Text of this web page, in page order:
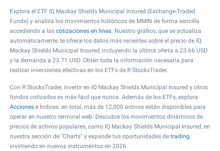
Explora el ETF IQ Mackay Shields Municipal Insured (Exchange-Traded
Funds) y analiza los movimientos históricos de MMIN de forma sencilla
accediendo a las cotizaciones en línea. Nuestro gráfico, que se actualiza
automáticamente, te ofrece los datos más recientes sobre el precio de IQ
Mackay Shields Municipal Insured, incluyendo la última oferta a 23.66 USD
y la demanda a 23.71 USD. Obtén toda la información necesaria para
realizar inversiones efectivas en los ETFs de R StocksTrader.
Con R StocksTrader, invertir en IQ Mackay Shields Municipal Insured y otros
fondos cotizados es más fácil que nunca. Además de los ETFs, explora
Acciones e Índices: en total, más de 12,000 activos están disponibles para
operar en nuestro terminal web. Descubre los movimientos dinámicos de
precios de activos populares, como IQ Mackay Shields Municipal Insured, en
nuestra sección de "Charts" y expande tus oportunidades de trading
invirtiendo en nuevos instrumentos en 2026.